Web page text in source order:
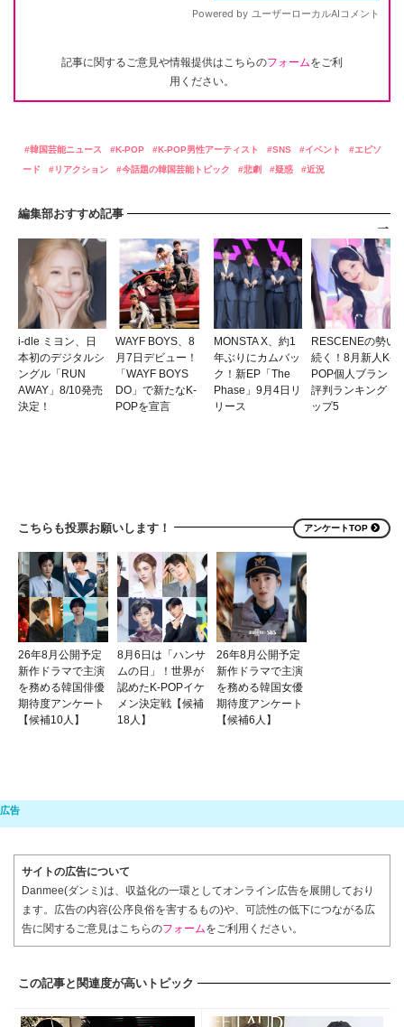
記事に関するご意見や情報提供はこちらのフォームをご利
用ください。
韓国芸能ニュース K-POP K-POP男性アーティスト SNS イベント
エピソ
ード
リアクション 今話題の韓国芸能トピック 悲劇 疑惑 近況
編集部おすすめ記事
i-dle ミヨン、日
本初のデジタルシ
ングル「RUN
AWAY」8/10発売
決定！
WAYF BOYS、8
月7日デビュー！
「WAYF BOYS
DO」で新たなK-
POPを宣言
MONSTA X、約1
年ぶりにカムバッ
ク！新EP「The
Phase」9月4日リ
リース
RESCENEの勢い
続く！8月新人K-
POP個人ブランド
評判ランキングト
ップ5
こちらも投票お願いします！ アンケートTOP
26年8月公開予定
新作ドラマで主演
を務める韓国俳優
期待度アンケート
【候補10人】
8月6日は「ハンサ
ムの日」！世界が
認めたK-POPイケ
メン決定戦【候補
18人】
26年8月公開予定
新作ドラマで主演
を務める韓国女優
期待度アンケート
【候補6人】
サイトの広告について
Danmee(ダンミ)は、収益化の一環としてオンライン広告を展開しており
ます。広告の内容(公序良俗を害するもの)や、可読性の低下につながる広
告に関するご意見はこちらのフォームをご利用ください。
この記事と関連度が高いトピック